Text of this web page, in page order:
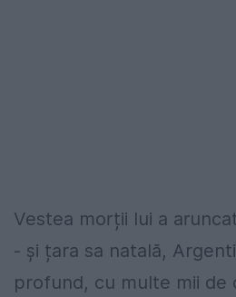
Vestea morții lui a
- și țara sa natală,
profund, cu multe mii de